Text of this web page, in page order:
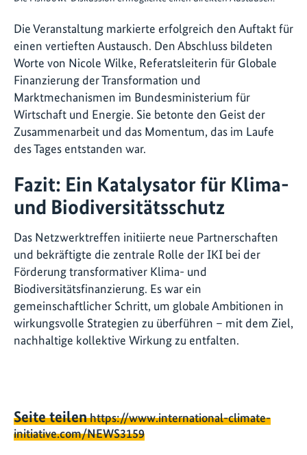
Die Veranstaltung markierte erfolgreich den Auftakt für
einen vertieften Austausch. Den Abschluss bildeten
Worte von Nicole Wilke, Referatsleiterin für Globale
Finanzierung der Transformation und
Marktmechanismen im Bundesministerium für
Wirtschaft und Energie. Sie betonte den Geist der
Zusammenarbeit und das Momentum, das im Laufe
des Tages entstanden war.
Fazit: Ein Katalysator für Klima-
und Biodiversitätsschutz
Das Netzwerktreffen initiierte neue Partnerschaften
und bekräftigte die zentrale Rolle der IKI bei der
Förderung transformativer Klima- und
Biodiversitätsfinanzierung. Es war ein
gemeinschaftlicher Schritt, um globale Ambitionen in
wirkungsvolle Strategien zu überführen – mit dem Ziel,
nachhaltige kollektive Wirkung zu entfalten.
Seite teilenhttps://www.international-climate-
initiative.com/NEWS3159